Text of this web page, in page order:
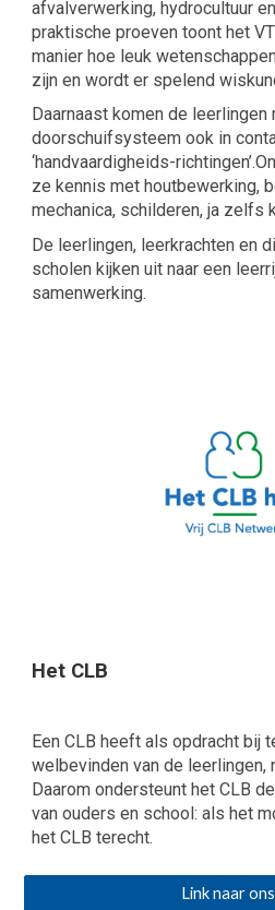
afvalverwerking, hydrocultuur
praktische proeven toont het
manier hoe leuk
zijn en wordt er spelend
Daarnaast komen de leerlingen
doorschuifsysteem ook in
‘handvaardigheids-
ze kennis met houtbewerking,
mechanica, schilderen, ja zelfs
De leerlingen, leerkrachten en
scholen kijken uit naar een
samenwerking.
Het CLB
Een CLB heeft als opdracht bij
welbevinden van de leerlingen,
Daarom ondersteunt het CLB
van ouders en school: als het
het CLB terecht.
Link naar